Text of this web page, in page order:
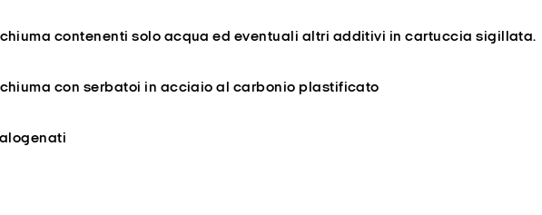
contenenti solo acqua ed eventuali altri additivi in cartuccia sigillata.
con serbatoi in acciaio al carbonio plastificato